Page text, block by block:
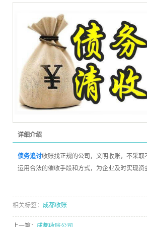
详细介绍
债务追讨收账找正规的公司，文明收账，不采
运用合法的催收手段和方式，为企业及时实现
相关标签： 成都收账